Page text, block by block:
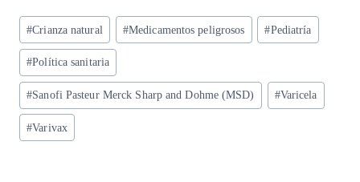
ts
A
p
p
eg
ra
m
eb
o
k
ke
dI
ai
l
re
Etiquetas
de
la
entrada:
#Crianza natural #Medicamentos peligrosos #Pediatría
#Política sanitaria
#Sanofi Pasteur Merck Sharp and Dohme (MSD) #Varicela
#Varivax